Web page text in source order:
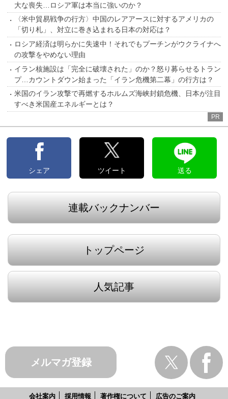
大な喪失…ロシア軍は本当に強いのか？
〈米中貿易戦争の行方〉中国のレアアースに対するアメリカの
「切り札」、対立に巻き込まれる日本の対応は？
ロシア経済は明らかに失速中！それでもプーチンがウクライナへ
の攻撃をやめない理由
イラン核施設は「完全に破壊された」のか？怒り募らせるトラン
プ…カウントダウン始まった「イラン危機第二幕」の行方は？
米国のイラン攻撃で再燃するホルムズ海峡封鎖危機、日本が注目
すべき米国産エネルギーとは？
PR
シェア ツイート 送る
連載バックナンバー
トップページ
人気記事
メルマガ登録
会社案内 採用情報 著作権について 広告のご案内